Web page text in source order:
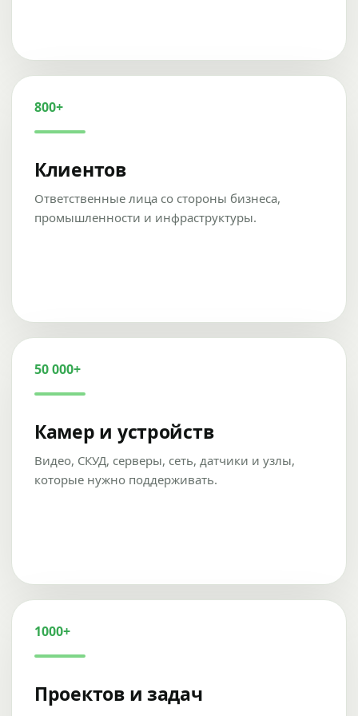
800+
Клиентов
Ответственные лица со стороны бизнеса,
промышленности и инфраструктуры.
50 000+
Камер и устройств
Видео, СКУД, серверы, сеть, датчики и узлы,
которые нужно поддерживать.
1000+
Проектов и задач